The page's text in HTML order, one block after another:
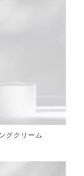
グクリーム